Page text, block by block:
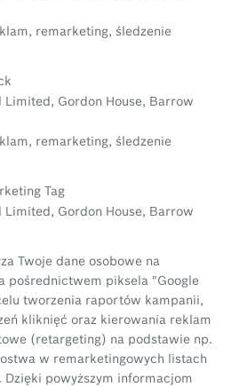
remarketing, śledzenie
Limited, Gordon House, Barrow
remarketing, śledzenie
Tag
Limited, Gordon House, Barrow
Twoje dane osobowe na
pośrednictwem piksela "Google
tworzenia raportów kampanii,
kliknięć oraz kierowania reklam
(retargeting) na podstawie np.
w remarketingowych listach
Dzięki powyższym informacjom